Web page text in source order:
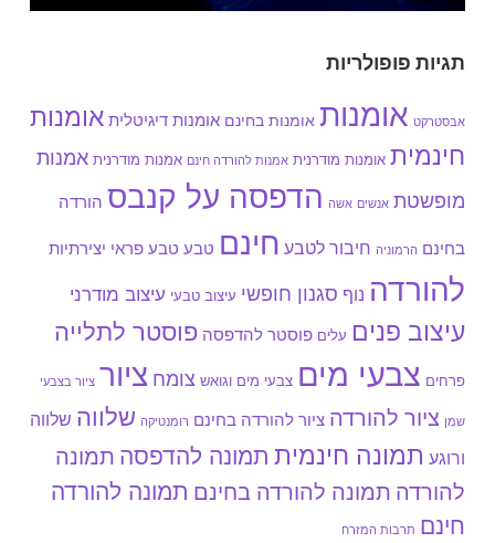
תגיות פופולריות
אבסטרקט אומנות אומנות בחינם אומנות דיגיטלית אומנות
חינמית אומנות מודרנית אמנות להורדה חינם אמנות מודרנית אמנות
מופשטת אנשים אשה הדפסה על קנבס הורדה
בחינם הרמוניה חיבור לטבע חינם טבע טבע פראי יצירתיות
להורדה נוף סגנון חופשי עיצוב טבעי עיצוב מודרני
עיצוב פנים עלים פוסטר להדפסה פוסטר לתלייה
פרחים צבעי מים צבעי מים וגואש צומח ציור ציור בצבעי
שמן ציור להורדה ציור להורדה בחינם רומנטיקה שלווה שלווה
ורוגע תמונה חינמית תמונה להדפסה תמונה
להורדה תמונה להורדה בחינם תמונה להורדה
חינם תרבות המזרח